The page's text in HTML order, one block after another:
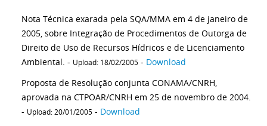
Nota Técnica exarada pela SQA/MMA em 4 de janeiro de
2005, sobre Integração de Procedimentos de Outorga de
Direito de Uso de Recursos Hídricos e de Licenciamento
Ambiental. - Upload: 18/02/2005 - Download
Proposta de Resolução conjunta CONAMA/CNRH,
aprovada na CTPOAR/CNRH em 25 de novembro de 2004.
- Upload: 20/01/2005 - Download